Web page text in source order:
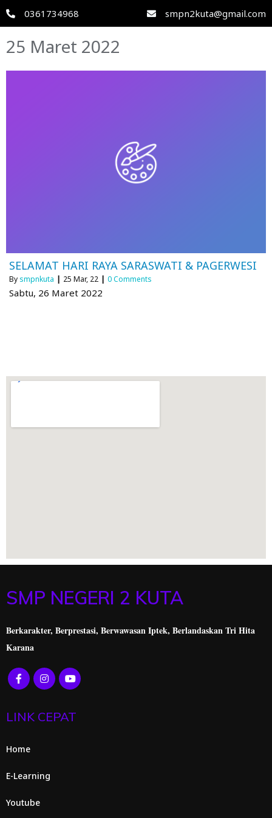
0361734968 smpn2kuta@gmail.com
25 Maret 2022
SELAMAT HARI RAYA SARASWATI & PAGERWESI
By smpnkuta | 25 Mar, 22 | 0 Comments
Sabtu, 26 Maret 2022
SMP NEGERI 2 KUTA
Berkarakter, Berprestasi, Berwawasan Iptek, Berlandaskan Tri Hita
Karana
LINK CEPAT
Home
E-Learning
Youtube